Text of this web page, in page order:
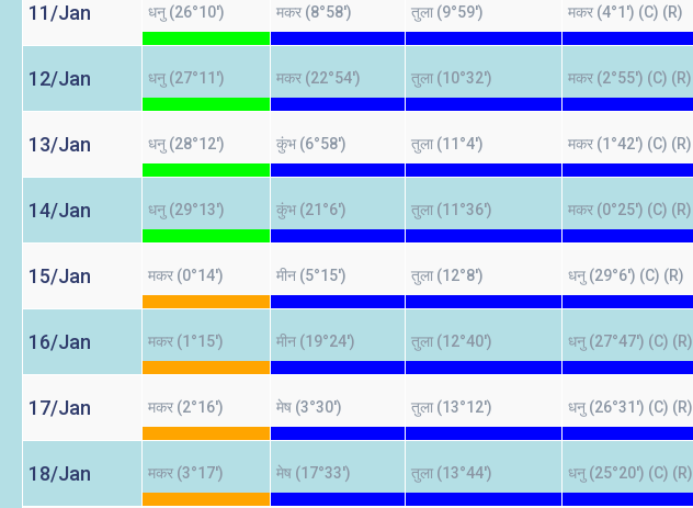
11/Jan धनु (26°10') मकर (8°58') तुला (9°59') मकर (4°1') (C) (R)
12/Jan धनु (27°11') मकर (22°54') तुला (10°32') मकर (2°55') (C) (R)
13/Jan धनु (28°12') कुंभ (6°58') तुला (11°4') मकर (1°42') (C) (R)
14/Jan धनु (29°13') कुंभ (21°6') तुला (11°36') मकर (0°25') (C) (R)
15/Jan मकर (0°14') मीन (5°15') तुला (12°8') धनु (29°6') (C) (R)
16/Jan मकर (1°15') मीन (19°24') तुला (12°40') धनु (27°47') (C) (R)
17/Jan मकर (2°16') मेष (3°30') तुला (13°12') धनु (26°31') (C) (R)
18/Jan मकर (3°17') मेष (17°33') तुला (13°44') धनु (25°20') (C) (R)